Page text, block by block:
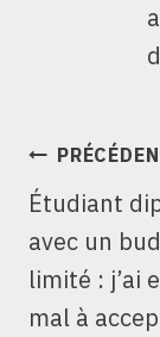
DE
Étudiant
avec un
limité : j’ai
mal à